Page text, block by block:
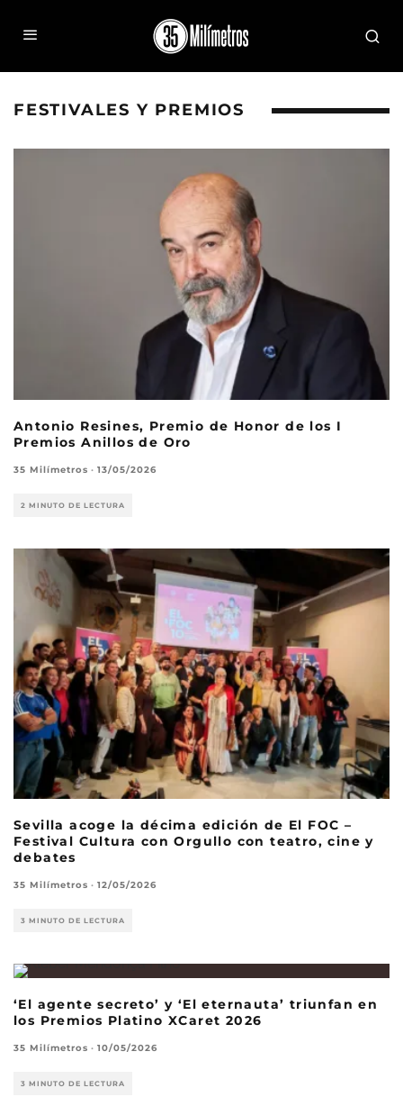
FESTIVALES Y PREMIOS
Antonio Resines, Premio de Honor de los I
Premios Anillos de Oro
35 Milímetros · 13/05/2026
2 MINUTO DE LECTURA
Sevilla acoge la décima edición de El FOC –
Festival Cultura con Orgullo con teatro, cine y
debates
35 Milímetros · 12/05/2026
3 MINUTO DE LECTURA
‘El agente secreto’ y ‘El eternauta’ triunfan en
los Premios Platino XCaret 2026
35 Milímetros · 10/05/2026
3 MINUTO DE LECTURA